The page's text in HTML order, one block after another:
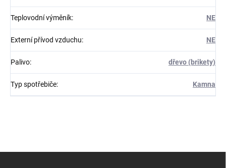
Teplovodní výměník: NE
Externí přívod vzduchu: NE
Palivo: dřevo (brikety)
Typ spotřebiče: Kamna